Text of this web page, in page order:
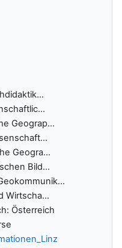
Geograp...
Geogra...
Bild...
Wirtscha...
Österreich